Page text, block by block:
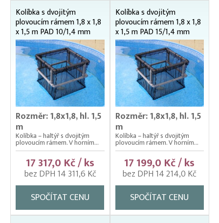
Zátahové sítě
Zpracovatelský/technologický stůl
Kolíbka s dvojitým
plovoucím rámem 1,8 x 1,8
x 1,5 m PAD 10/1,4 mm
Rozměr: 1,8x1,8, hl. 1,5
m
Kolíbka – haltýř s dvojitým
plovoucím rámem. V horním...
17 317,0 Kč / ks
bez DPH 14 311,6 Kč
SPOČÍTAT CENU
Kolíbka s dvojitým
plovoucím rámem 1,8 x 1,8
x 1,5 m PAD 15/1,4 mm
Rozměr: 1,8x1,8, hl. 1,5
m
Kolíbka – haltýř s dvojitým
plovoucím rámem. V horním...
17 199,0 Kč / ks
bez DPH 14 214,0 Kč
SPOČÍTAT CENU